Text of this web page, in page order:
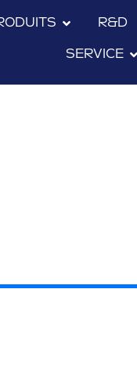
R&D
SERVICE